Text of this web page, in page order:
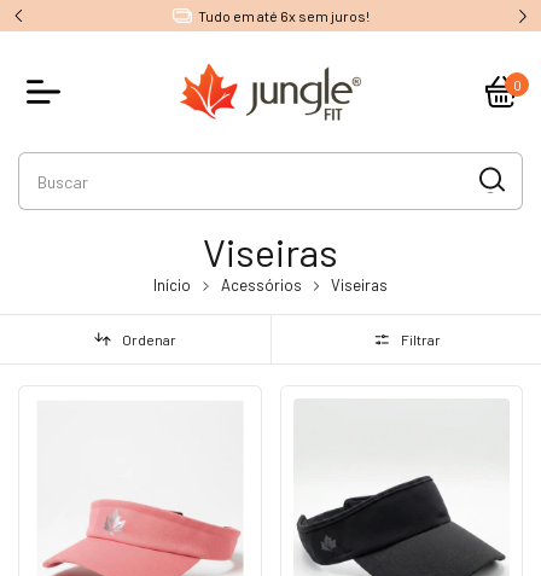
Tudo em até 6x sem juros!
0
Viseiras
Início Acessórios Viseiras
Ordenar Filtrar